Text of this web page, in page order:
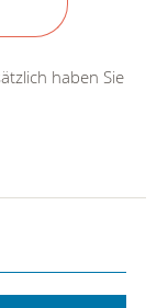
haben Sie